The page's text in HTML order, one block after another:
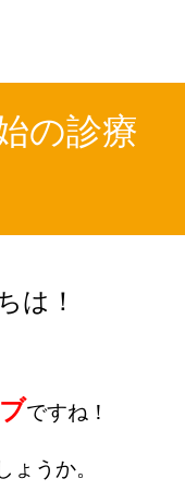
の診療
は！
ブですね！
ょうか。